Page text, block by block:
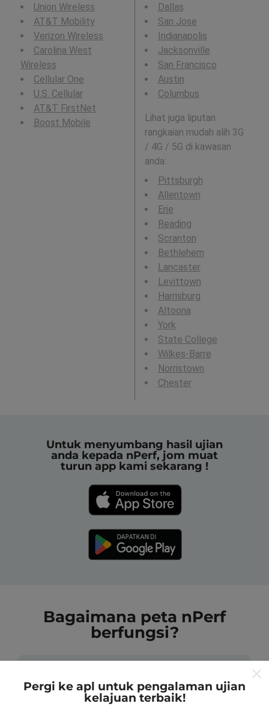
Union Wireless
AT&T Mobility
Verizon Wireless
Carolina West
Wireless
Cellular One
U.S. Cellular
AT&T FirstNet
Boost Mobile
Dallas
San Jose
Indianapolis
Jacksonville
San Francisco
Austin
Columbus
Lihat juga liputan
rangkaian mudah alih 3G
/ 4G / 5G di kawasan
anda:
Pittsburgh
Allentown
Erie
Reading
Scranton
Bethlehem
Lancaster
Levittown
Harrisburg
Altoona
York
State College
Wilkes-Barre
Norristown
Chester
Untuk menyumbang hasil ujian
anda kepada nPerf, jom muat
turun app kami sekarang !
Bagaimana peta nPerf
berfungsi?
Pergi ke apl untuk pengalaman ujian
kelajuan terbaik!